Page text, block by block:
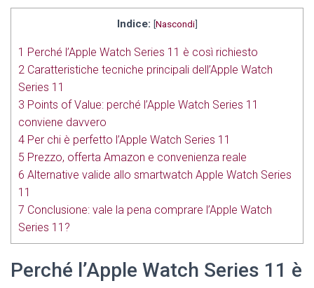
Indice: [Nascondi]
1 Perché l’Apple Watch Series 11 è così richiesto
2 Caratteristiche tecniche principali dell’Apple Watch
Series 11
3 Points of Value: perché l’Apple Watch Series 11
conviene davvero
4 Per chi è perfetto l’Apple Watch Series 11
5 Prezzo, offerta Amazon e convenienza reale
6 Alternative valide allo smartwatch Apple Watch Series
11
7 Conclusione: vale la pena comprare l’Apple Watch
Series 11?
Perché l’Apple Watch Series 11 è